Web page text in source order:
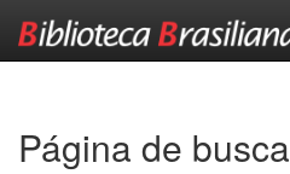
Página de busca